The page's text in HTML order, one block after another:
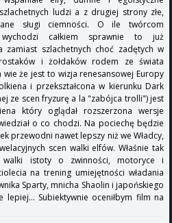
ludzi a z drugiej strony złe,
sługi ciemności. O ile twórcom
całkiem sprawnie to już
zamiast szlachetnych choć zadętych w
i żołdaków rodem ze świata
że jest to wizja renesansowej Europy
i przekształcona w kierunku Dark
ze scen fryzurę a la "zabójca trolli") jest
który oglądał rozszerzona wersje
o co chodzi. Na pociechę będzie
przewodni nawet lepszy niż we Władcy,
scen walki elfów. Właśnie tak
walki istoty o zwinności, motoryce i
na trening umiejętności władania
Sparty, mnicha Shaolin i japońskiego
Subiektywnie oceniłbym film na